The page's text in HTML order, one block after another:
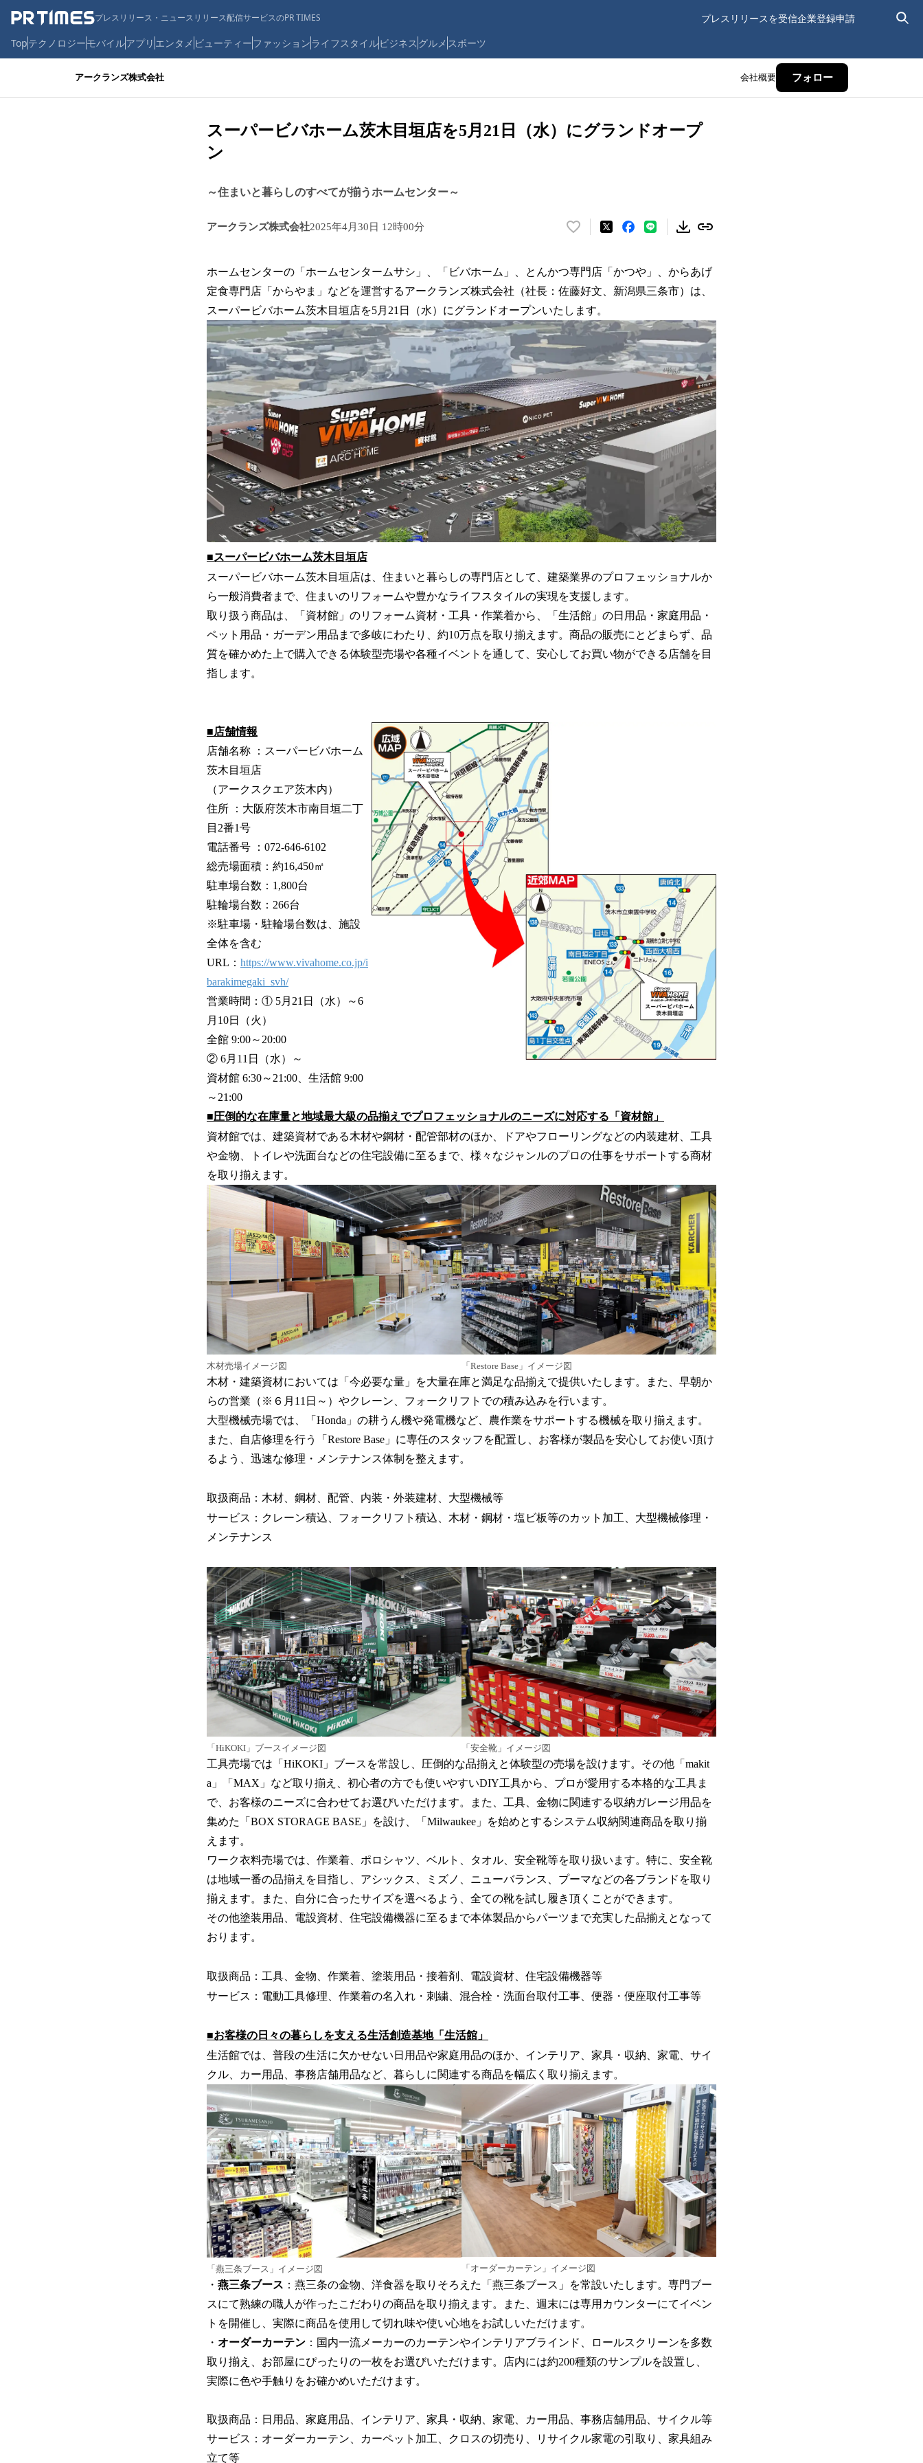
プレスリリース・ニュースリリース配信サービスのPR TIMES プレスリリースを受信企業登録申請
Topテクノロジーモバイルアプリ エンタメ ビューティーファッションライフスタイルビジネス グルメ スポーツ
アークランズ株式会社 会社概要 フォロー
スーパービバホーム茨木目垣店を5月21日（水）にグランドオープ
ン
～住まいと暮らしのすべてが揃うホームセンター～
アークランズ株式会社2025年4月30日 12時00分
い
！
数
を
読
み
込
み
中
で
す
ホームセンターの「ホームセンタームサシ」、「ビバホーム」、とんかつ専門店「かつや」、からあげ
定食専門店「からやま」などを運営するアークランズ株式会社（社長：佐藤好文、新潟県三条市）は、
スーパービバホーム茨木目垣店を5月21日（水）にグランドオープンいたします。
■スーパービバホーム茨木目垣店
スーパービバホーム茨木目垣店は、住まいと暮らしの専門店として、建築業界のプロフェッショナルか
ら一般消費者まで、住まいのリフォームや豊かなライフスタイルの実現を支援します。
取り扱う商品は、「資材館」のリフォーム資材・工具・作業着から、「生活館」の日用品・家庭用品・
ペット用品・ガーデン用品まで多岐にわたり、約10万点を取り揃えます。商品の販売にとどまらず、品
質を確かめた上で購入できる体験型売場や各種イベントを通して、安心してお買い物ができる店舗を目
指します。
■店舗情報
店舗名称 ：スーパービバホーム
茨木目垣店
（アークスクエア茨木内）
住所 ：大阪府茨木市南目垣二丁
目2番1号
電話番号 ：072-646-6102
総売場面積：約16,450㎡
駐車場台数：1,800台
駐輪場台数：266台
※駐車場・駐輪場台数は、施設
全体を含む
URL： https://www.vivahome.co.jp/i
barakimegaki_svh/
営業時間：① 5月21日（水）～6
月10日（火）
全館 9:00～20:00
② 6月11日（水）～
資材館 6:30～21:00、生活館 9:00
～21:00
■圧倒的な在庫量と地域最大級の品揃えでプロフェッショナルのニーズに対応する「資材館」
資材館では、建築資材である⽊材や鋼材・配管部材のほか、ドアやフローリングなどの内装建材、⼯具
や金物、トイレや洗⾯台などの住宅設備に⾄るまで、様々なジャンルのプロの仕事をサポートする商材
を取り揃えます。
木材売場イメージ図 「Restore Base」イメージ図
木材・建築資材においては「今必要な量」を大量在庫と満足な品揃えで提供いたします。また、早朝か
らの営業（※６月11日～）やクレーン、フォークリフトでの積み込みを行います。
大型機械売場では、「Honda」の耕うん機や発電機など、農作業をサポートする機械を取り揃えます。
また、自店修理を行う「Restore Base」に専任のスタッフを配置し、お客様が製品を安心してお使い頂け
るよう、迅速な修理・メンテナンス体制を整えます。
取扱商品：木材、鋼材、配管、内装・外装建材、大型機械等
サービス：クレーン積込、フォークリフト積込、木材・鋼材・塩ビ板等のカット加工、大型機械修理・
メンテナンス
「HiKOKI」ブースイメージ図 「安全靴」イメージ図
工具売場では「HiKOKI」ブースを常設し、圧倒的な品揃えと体験型の売場を設けます。その他「makit
a」「MAX」など取り揃え、初心者の方でも使いやすいDIY工具から、プロが愛用する本格的な工具ま
で、お客様のニーズに合わせてお選びいただけます。また、工具、金物に関連する収納ガレージ用品を
集めた「BOX STORAGE BASE」を設け、「Milwaukee」を始めとするシステム収納関連商品を取り揃
えます。
ワーク衣料売場では、作業着、ポロシャツ、ベルト、タオル、安全靴等を取り扱います。特に、安全靴
は地域一番の品揃えを目指し、アシックス、ミズノ、ニューバランス、プーマなどの各ブランドを取り
揃えます。また、自分に合ったサイズを選べるよう、全ての靴を試し履き頂くことができます。
その他塗装用品、電設資材、住宅設備機器に至るまで本体製品からパーツまで充実した品揃えとなって
おります。
取扱商品：工具、金物、作業着、塗装用品・接着剤、電設資材、住宅設備機器等
サービス：電動工具修理、作業着の名入れ・刺繍、混合栓・洗面台取付工事、便器・便座取付工事等
■お客様の日々の暮らしを支える生活創造基地「生活館」
⽣活館では、普段の⽣活に⽋かせない⽇⽤品や家庭⽤品のほか、インテリア、家具・収納、家電、サイ
クル、カー用品、事務店舗⽤品など、暮らしに関連する商品を幅広く取り揃えます。
「燕三条ブース」イメージ図 「オーダーカーテン」イメージ図
・ 燕三条ブース ：燕三条の金物、洋食器を取りそろえた「燕三条ブース」を常設いたします。専門ブー
スにて熟練の職人が作ったこだわりの商品を取り揃えます。また、週末には専用カウンターにてイベン
トを開催し、実際に商品を使用して切れ味や使い心地をお試しいただけます。
・ オーダーカーテン ：国内一流メーカーのカーテンやインテリアブラインド、ロールスクリーンを多数
取り揃え、お部屋にぴったりの一枚をお選びいただけます。店内には約200種類のサンプルを設置し、
実際に色や手触りをお確かめいただけます。
取扱商品：日用品、家庭用品、インテリア、家具・収納、家電、カー用品、事務店舗用品、サイクル等
サービス：オーダーカーテン、カーペット加工、クロスの切売り、リサイクル家電の引取り、家具組み
立て等